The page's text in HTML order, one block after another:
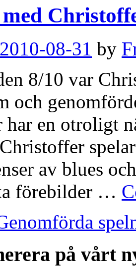
2010-08-31 by
8/10 var
och
en otroligt
av blues
förebilder …
på vårt